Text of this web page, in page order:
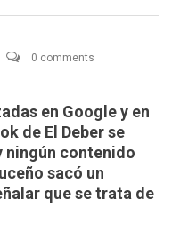
0 comments
en Google y en
de El Deber se
ningún contenido
sacó un
que se trata de